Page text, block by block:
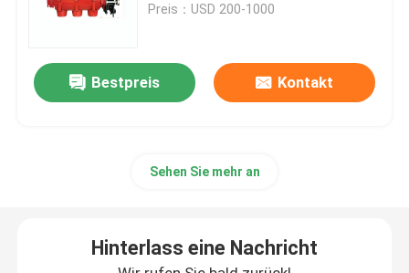
Kompakte Transformator-Nebenstelle
Preis：USD 200-1000
Bestpreis Kontakt
Sehen Sie mehr an
Hinterlass eine Nachricht